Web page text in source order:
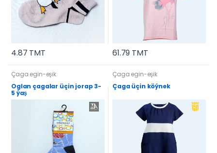
4.87 TMT 61.79 TMT
Çaga egin-eşik
Oglan çagalar üçin jorap 3-
5 ýaş
Çaga egin-eşik
Çaga üçin köýnek